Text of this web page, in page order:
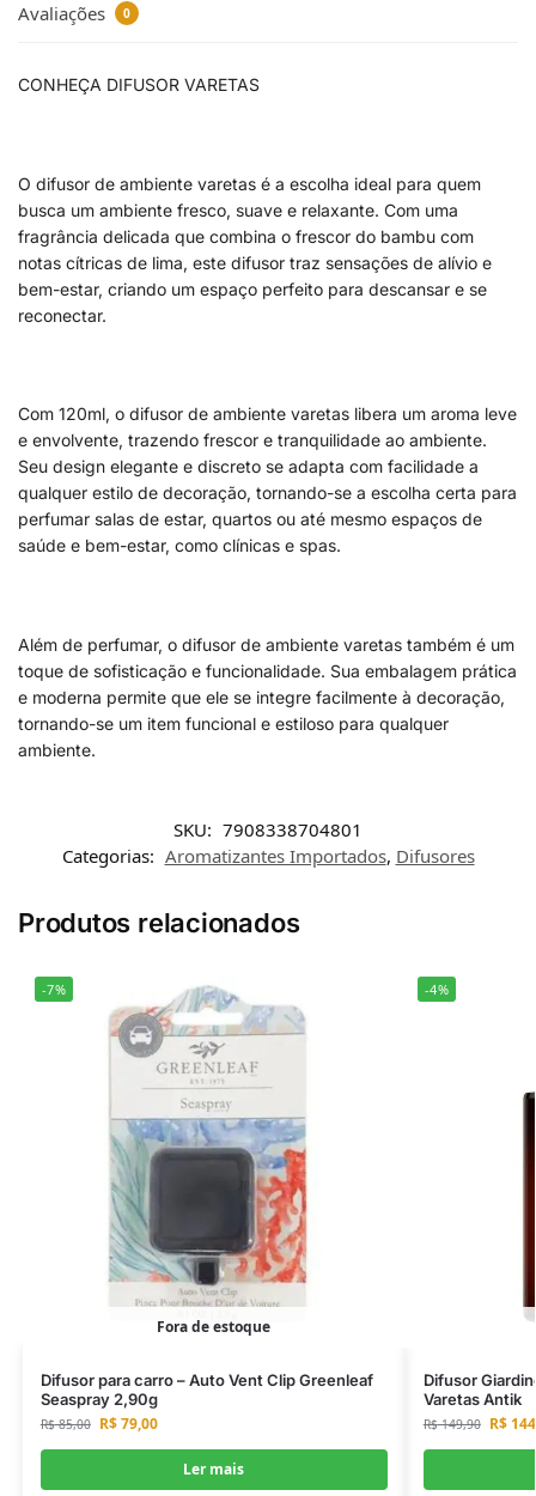
Avaliações 0
CONHEÇA DIFUSOR VARETAS
O difusor de ambiente varetas é a escolha ideal para quem
busca um ambiente fresco, suave e relaxante. Com uma
fragrância delicada que combina o frescor do bambu com
notas cítricas de lima, este difusor traz sensações de alívio e
bem-estar, criando um espaço perfeito para descansar e se
reconectar.
Com 120ml, o difusor de ambiente varetas libera um aroma leve
e envolvente, trazendo frescor e tranquilidade ao ambiente.
Seu design elegante e discreto se adapta com facilidade a
qualquer estilo de decoração, tornando-se a escolha certa para
perfumar salas de estar, quartos ou até mesmo espaços de
saúde e bem-estar, como clínicas e spas.
Além de perfumar, o difusor de ambiente varetas também é um
toque de sofisticação e funcionalidade. Sua embalagem prática
e moderna permite que ele se integre facilmente à decoração,
tornando-se um item funcional e estiloso para qualquer
ambiente.
SKU: 7908338704801
Categorias: Aromatizantes Importados, Difusores
Produtos relacionados
-7%
Fora de estoque
Difusor para carro – Auto Vent Clip Greenleaf
Seaspray 2,90g
R$85,00 R$79,00
Ler mais
-4%
Difusor
Varetas Antik
R$149,90 R$